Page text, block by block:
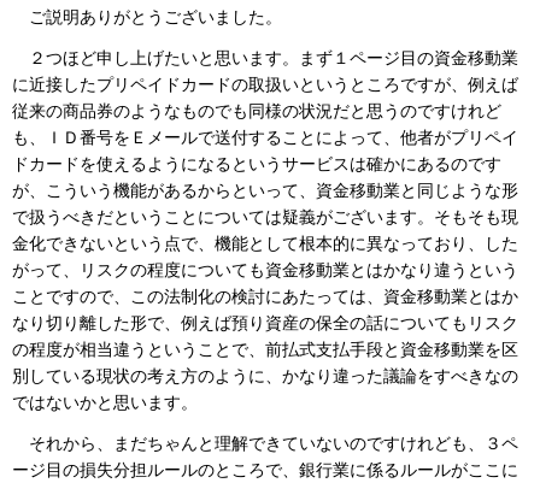
ご説明ありがとうございました。
２つほど申し上げたいと思います。まず１ページ目の資金移動業
に近接したプリペイドカードの取扱いというところですが、例えば
従来の商品券のようなものでも同様の状況だと思うのですけれど
も、ＩＤ番号をＥメールで送付することによって、他者がプリペイ
ドカードを使えるようになるというサービスは確かにあるのです
が、こういう機能があるからといって、資金移動業と同じような形
で扱うべきだということについては疑義がございます。そもそも現
金化できないという点で、機能として根本的に異なっており、した
がって、リスクの程度についても資金移動業とはかなり違うという
ことですので、この法制化の検討にあたっては、資金移動業とはか
なり切り離した形で、例えば預り資産の保全の話についてもリスク
の程度が相当違うということで、前払式支払手段と資金移動業を区
別している現状の考え方のように、かなり違った議論をすべきなの
ではないかと思います。
それから、まだちゃんと理解できていないのですけれども、３ペ
ージ目の損失分担ルールのところで、銀行業に係るルールがここに